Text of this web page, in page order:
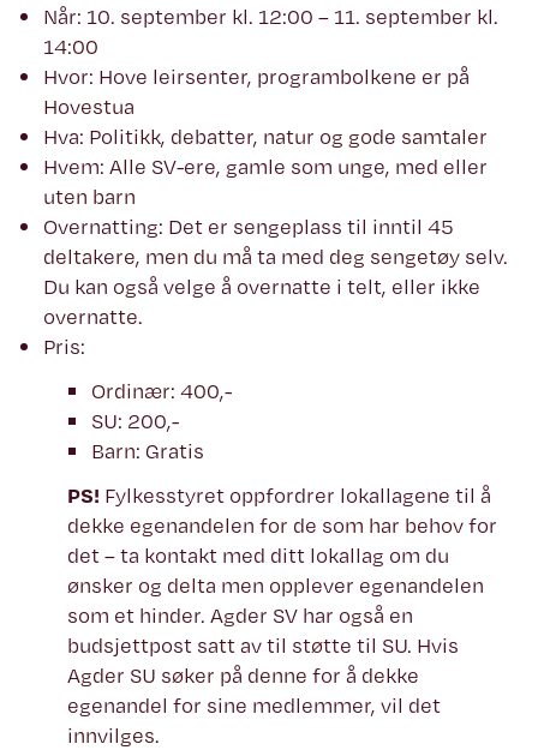
Når: 10. september kl. 12:00 – 11. september kl.
14:00
Hvor: Hove leirsenter, programbolkene er på
Hovestua
Hva: Politikk, debatter, natur og gode samtaler
Hvem: Alle SV-ere, gamle som unge, med eller
uten barn
Overnatting: Det er sengeplass til inntil 45
deltakere, men du må ta med deg sengetøy selv.
Du kan også velge å overnatte i telt, eller ikke
overnatte.
Pris:
Ordinær: 400,-
SU: 200,-
Barn: Gratis
PS! Fylkesstyret oppfordrer lokallagene til å
dekke egenandelen for de som har behov for
det – ta kontakt med ditt lokallag om du
ønsker og delta men opplever egenandelen
som et hinder. Agder SV har også en
budsjettpost satt av til støtte til SU. Hvis
Agder SU søker på denne for å dekke
egenandel for sine medlemmer, vil det
innvilges.